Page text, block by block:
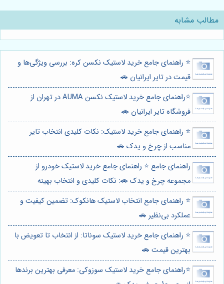
مطالب مشابه
⭐️ راهنمای جامع خرید لاستیک نکسن کره: بررسی ویژگی‌ها و
قیمت در تایر ایرانیان 🚗
⭐️راهنمای جامع خرید لاستیک نکسن AUMA در تهران از
فروشگاه تایر ایرانیان 🚗
⭐️ راهنمای جامع خرید لاستیک: نکات کلیدی انتخاب تایر
مناسب از چرخ و یدک 🚗
راهنمای جامع ⭐️ راهنمای جامع خرید لاستیک خودرو از
مجموعه چرخ و یدک 🚗: نکات کلیدی و انتخاب بهینه
⭐️ راهنمای جامع انتخاب لاستیک هانکوک: تضمین کیفیت و
عملکرد بی‌نظیر 🚗
⭐️ راهنمای جامع خرید لاستیک سوناتا: از انتخاب تا تعویض با
بهترین قیمت 🚗
⭐️راهنمای جامع خرید لاستیک سوزوکی: معرفی بهترین برندها